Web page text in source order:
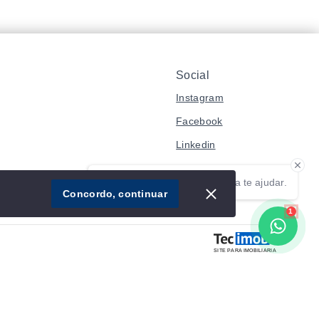
Olá! Estamos disponíveis para te ajudar.
1
Social
Instagram
Facebook
Linkedin
SITE PARA IMOBILIARIA
Concordo, continuar